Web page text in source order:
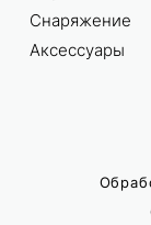
Снаряжение
Аксессуары